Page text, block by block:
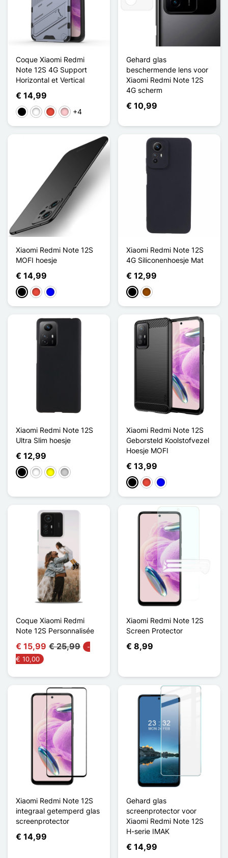
Coque Xiaomi Redmi
Note 12S 4G Support
Horizontal et Vertical
€ 14,99
ZwartWit RoodRoze+4
Gehard glas
beschermende lens voor
Xiaomi Redmi Note 12S
4G scherm
€ 10,99
Xiaomi Redmi Note 12S
MOFI hoesje
€ 14,99
ZwartRoodBlauw
Xiaomi Redmi Note 12S
4G Siliconenhoesje Mat
€ 12,99
ZwartBruin
Xiaomi Redmi Note 12S
Ultra Slim hoesje
€ 12,99
ZwartWit GeelTransparant
Xiaomi Redmi Note 12S
Geborsteld Koolstofvezel
Hoesje MOFI
€ 13,99
ZwartRoodBlauw
Coque Xiaomi Redmi
Note 12S Personnalisée
€ 15,99 € 25,99
-
€ 10,00
Xiaomi Redmi Note 12S
Screen Protector
€ 8,99
Xiaomi Redmi Note 12S
integraal getemperd glas
screenprotector
€ 14,99
Gehard glas
screenprotector voor
Xiaomi Redmi Note 12S
H-serie IMAK
€ 14,99